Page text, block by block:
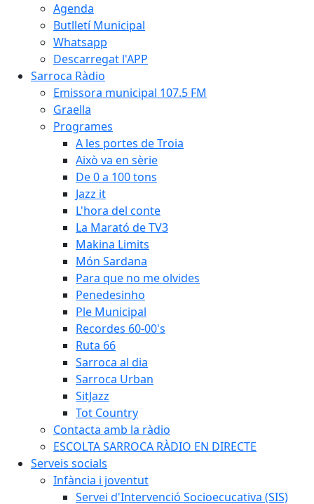
Agenda
Butlletí Municipal
Whatsapp
Descarregat l'APP
Sarroca Ràdio
Emissora municipal 107.5 FM
Graella
Programes
A les portes de Troia
Això va en sèrie
De 0 a 100 tons
Jazz it
L'hora del conte
La Marató de TV3
Makina Limits
Món Sardana
Para que no me olvides
Penedesinho
Ple Municipal
Recordes 60-00's
Ruta 66
Sarroca al dia
Sarroca Urban
SitJazz
Tot Country
Contacta amb la ràdio
ESCOLTA SARROCA RÀDIO EN DIRECTE
Serveis socials
Infància i joventut
Servei d'Intervenció Socioecucativa (SIS)